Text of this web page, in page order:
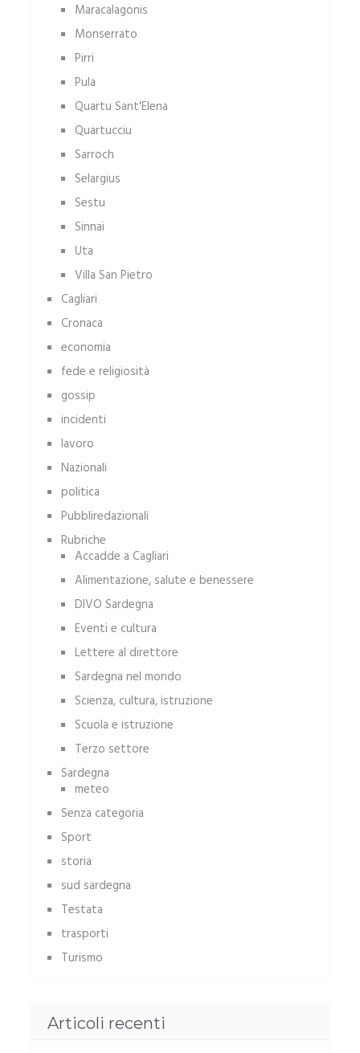
Maracalagonis
Monserrato
Pirri
Pula
Quartu Sant'Elena
Quartucciu
Sarroch
Selargius
Sestu
Sinnai
Uta
Villa San Pietro
Cagliari
Cronaca
economia
fede e religiosità
gossip
incidenti
lavoro
Nazionali
politica
Pubbliredazionali
Rubriche
Accadde a Cagliari
Alimentazione, salute e benessere
DIVO Sardegna
Eventi e cultura
Lettere al direttore
Sardegna nel mondo
Scienza, cultura, istruzione
Scuola e istruzione
Terzo settore
Sardegna
meteo
Senza categoria
Sport
storia
sud sardegna
Testata
trasporti
Turismo
Articoli recenti